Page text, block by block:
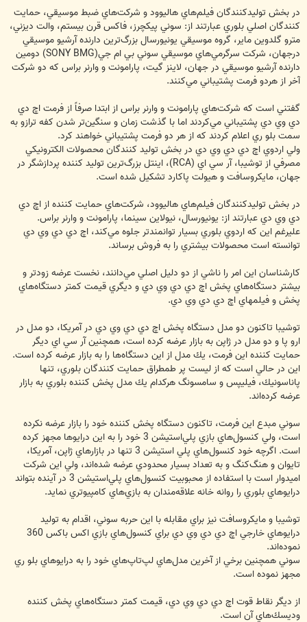
در بخش توليدكنندگان فيلم‌هاي هاليوود و شركت‌هاي ضبط موسيقي، حمايت
كنندگان اصلي بلوري عبارتند از: سوني پيكچرز، فاكس قرن بيستم، والت ديزني،
مترو گلدوين ماير، گروه موسيقي يونيورسال بزرگ‌ترين دارنده آرشيو موسيقي
درجهان، شركت سرگرمي‌هاي موسيقي سوني بي ام جي(SONY BMG) دومين
دارنده آرشيو موسيقي در جهان، لاينز گيت، پارامونت و وارنر براس كه دو شركت
آخر از هردو فرمت پشتيباني مي‌كنند.
گفتني است كه شركت‌هاي پارامونت و وارنر براس از ابتدا صرفاً از فرمت اچ دي
دي وي دي پشتيباني مي‌كردند اما با گذشت زمان و سنگين‌تر شدن كفه ترازو به
سمت بلو ري اعلام كردند كه از هر دو فرمت پشتيباني خواهند كرد.
ولي اردوي اچ دي دي وي دي در بخش توليد كنندگان محصولات الكترونيكي
مصرفي از توشيبا، آر سي اي (RCA)، اينتل بزرگ‌ترين توليد كننده پردازشگر در
جهان، مايكروسافت و هيولت پاكارد تشكيل شده است.
در بخش توليدكنندگان فيلم‌هاي هاليوود، شركت‌هاي حمايت كننده از اچ دي
دي وي دي عبارتند از: يونيورسال، نيولاين سينما، پارامونت و وارنر براس.
عليرغم اين كه اردوي بلوري بسيار توانمندتر جلوه مي‌كند، اچ دي دي وي دي
توانسته است محصولات بيشتري را به فروش برساند.
كارشناسان اين امر را ناشي از دو دليل اصلي مي‌دانند، نخست عرضه زودتر و
بيشتر دستگاه‌هاي پخش اچ دي دي وي دي و ديگري قيمت كمتر دستگاه‌هاي
پخش و فيلمهاي اچ دي دي وي دي.
توشيبا تاكنون دو مدل دستگاه پخش اچ دي دي وي دي در آمريكا، دو مدل در
ارو پا و دو مدل در ژاپن به بازار عرضه كرده است، همچنين آر سي اي ديگر
حمايت كننده اين فرمت، يك مدل از اين دستگاه‌ها را به بازار عرضه كرده است.
اين در حالي است كه از ليست پر طمطراق حمايت كنندگان بلوري، تنها
پاناسونيك، فيليپس و سامسونگ هركدام يك مدل پخش كننده بلوري به بازار
عرضه كرده‌اند.
سوني مبدع اين فرمت، تاكنون دستگاه پخش كننده خود را بازار عرضه نكرده
است، ولي كنسول‌هاي بازي پلي‌استيشن 3 خود را به اين درايوها مجهز كرده
است. اگرچه خود كنسول‌هاي پلي استيشن 3 تنها در بازارهاي ژاپن، آمريكا،
تايوان و هنگ‌كنگ و به تعداد بسيار محدودي عرضه شده‌اند، ولي اين شركت
اميدوار است با استفاده از محبوبيت كنسول‌هاي پلي‌استيشن 3 در آينده بتواند
درايوهاي بلوري را روانه خانه علاقه‌مندان به بازي‌هاي كامپيوتري نمايد.
توشيبا و مايكروسافت نيز براي مقابله با اين حربه سوني، اقدام به توليد
درايوهاي خارجي اچ دي دي وي دي براي كنسول‌هاي بازي اكس باكس 360
نموده‌اند.
سوني همچنين برخي از آخرين مدل‌هاي لپ‌تاپ‌هاي خود را به درايوهاي بلو ري
مجهز نموده است.
از ديگر نقاط قوت اچ دي دي وي دي، قيمت كمتر دستگاه‌هاي پخش كننده
وديسك‌هاي آن است.